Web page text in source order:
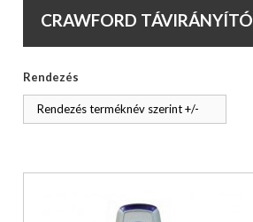
CRAWFORD TÁVIRÁNYÍTÓ
Rendezés
Rendezés terméknév szerint +/-